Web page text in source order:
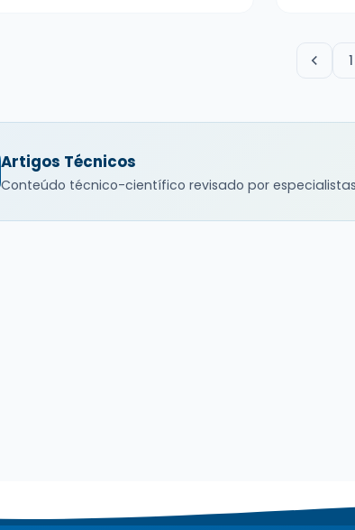
1
Artigos Técnicos
Conteúdo técnico-científico revisado por